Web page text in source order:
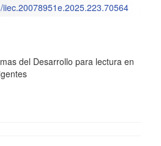
del Desarrollo para lectura en